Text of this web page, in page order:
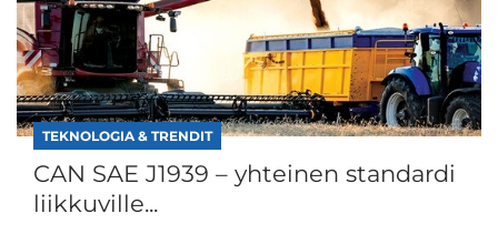
TEKNOLOGIA & TRENDIT
CAN SAE J1939 – yhteinen standardi
liikkuville...